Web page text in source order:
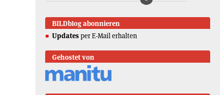
BILDblog abonnieren
Updates per E-Mail erhalten
Gehostet von